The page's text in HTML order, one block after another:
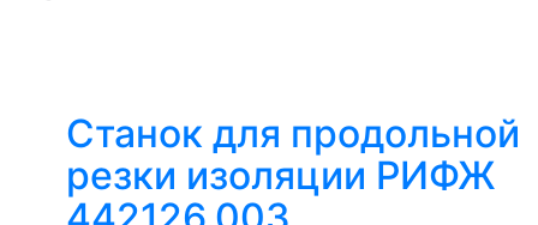
Станок для продольной
резки изоляции РИФЖ